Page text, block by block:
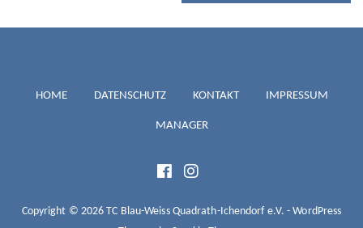
TC BLAU-
WEISS
HOME DATENSCHUTZ KONTAKT IMPRESSUM
MANAGER
Copyright © 2026 TC Blau-Weiss Quadrath-Ichendorf e.V. - WordPress